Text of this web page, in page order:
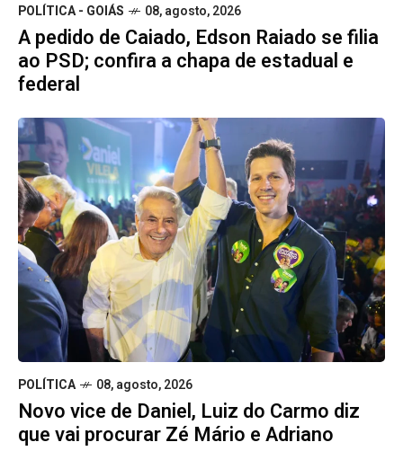
POLÍTICA - GOIÁS 08, agosto, 2026
A pedido de Caiado, Edson Raiado se filia
ao PSD; confira a chapa de estadual e
federal
POLÍTICA 08, agosto, 2026
Novo vice de Daniel, Luiz do Carmo diz
que vai procurar Zé Mário e Adriano